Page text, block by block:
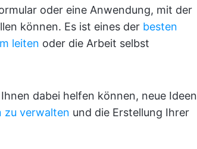
oder eine Anwendung, mit der
können. Es ist eines der besten
leiten oder die Arbeit selbst
dabei helfen können, neue Ideen
zu verwalten und die Erstellung Ihrer